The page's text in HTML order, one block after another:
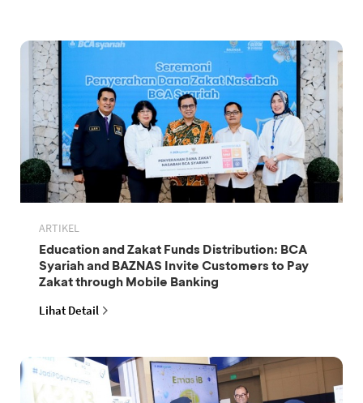
ARTIKEL
Education and Zakat Funds Distribution: BCA
Syariah and BAZNAS Invite Customers to Pay
Zakat through Mobile Banking
Lihat Detail